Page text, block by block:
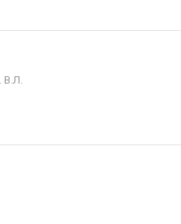
В.Л.